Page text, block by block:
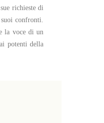
richieste di
confronti.
la voce di un
potenti della